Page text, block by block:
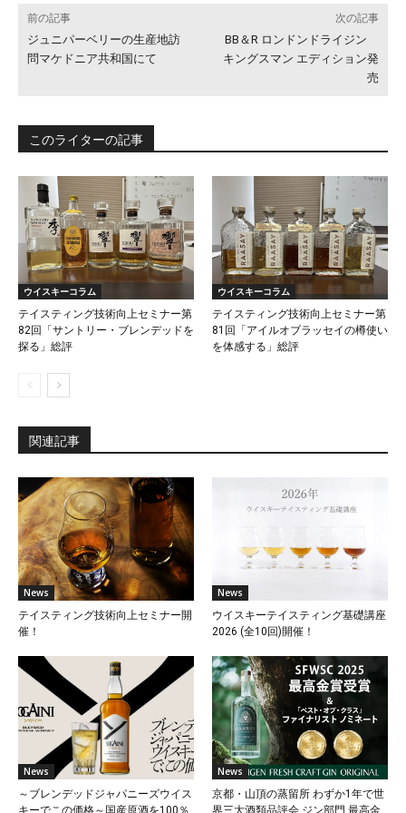
前の記事
ジュニパーベリーの生産地訪
問マケドニア共和国にて
次の記事
BB＆R ロンドンドライジン
キングスマン エディション発
売
このライターの記事
ウイスキーコラム
テイスティング技術向上セミナー第
82回「サントリー・ブレンデッドを
探る」総評
ウイスキーコラム
テイスティング技術向上セミナー第
81回「アイルオブラッセイの樽使い
を体感する」総評
関連記事
News
テイスティング技術向上セミナー開
催！
News
ウイスキーテイスティング基礎講座
2026 (全10回)開催！
News
～ブレンデッドジャパニーズウイス
キーでこの価格～国産原酒を100％
News
京都・山頂の蒸留所 わずか1年で世
界三大酒類品評会 ジン部門 最高金